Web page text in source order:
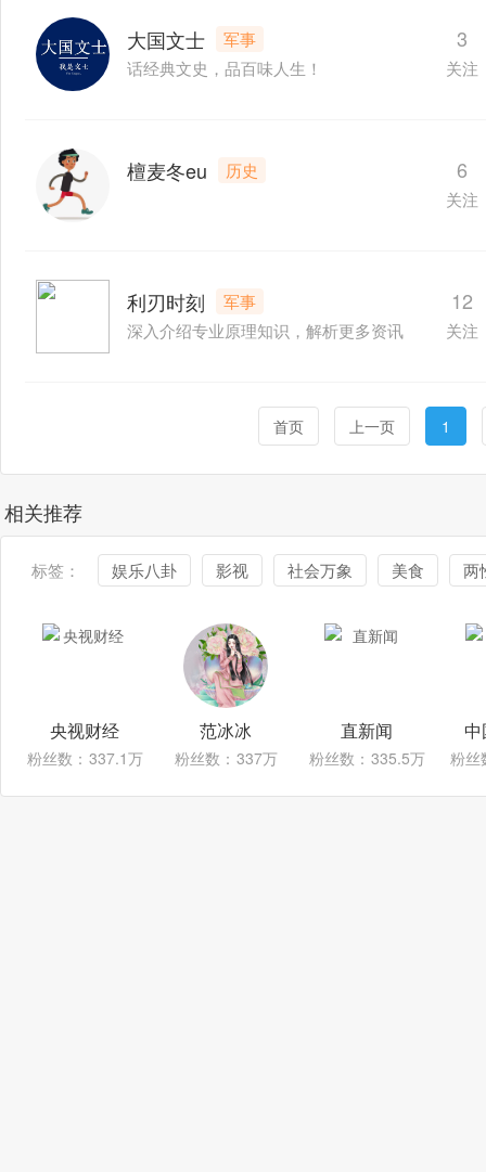
大国文士
军事
话经典文史，品百味人生！
3
关注
檀麦冬eu 历史 6
关注
利刃时刻
军事
深入介绍专业原理知识，解析更多资讯
12
关注
首页 上一页 1
相关推荐
标签： 娱乐八卦 影视 社会万象 美食 两
央视财经
粉丝数： 337.1万
范冰冰
粉丝数： 337万
直新闻
粉丝数： 335.5万 粉丝